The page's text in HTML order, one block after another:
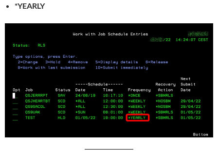
*YEARLY